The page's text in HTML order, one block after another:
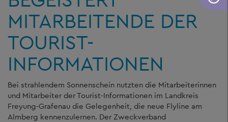
MITARBEITENDE DER
TOURIST-
INFORMATIONEN
Bei strahlendem Sonnenschein nutzten die Mitarbeiterinnen
und Mitarbeiter der Tourist-Informationen im Landkreis
Freyung-Grafenau die Gelegenheit, die neue Flyline am
Almberg kennenzulernen. Der Zweckverband